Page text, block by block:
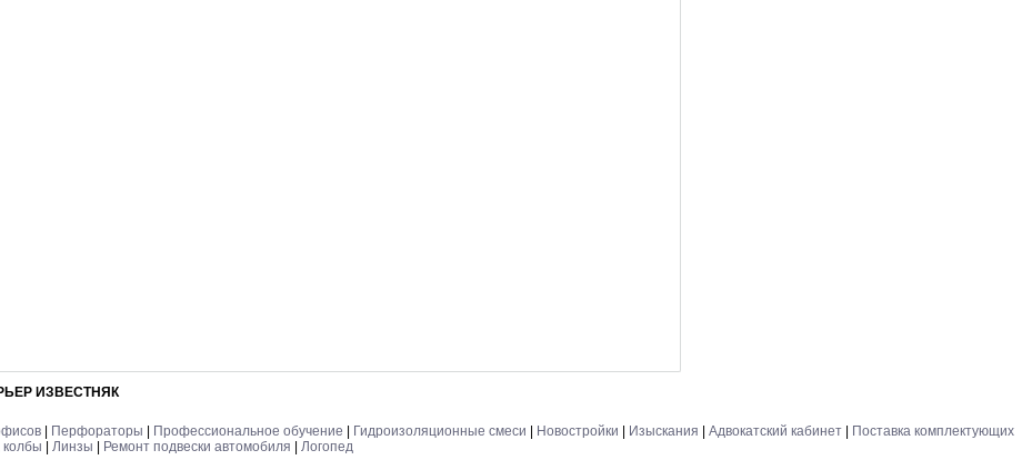
ИЗВЕСТНЯК
Перфораторы Профессиональное обучение Гидроизоляционные смеси Новостройки Изыскания Адвокатский кабинет
Поставка комплектующих
колбы Линзы Ремонт подвески автомобиля Логопед